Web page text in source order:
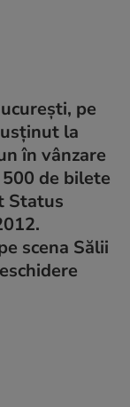
pe
la
în vânzare
de bilete
Status
scena Sălii